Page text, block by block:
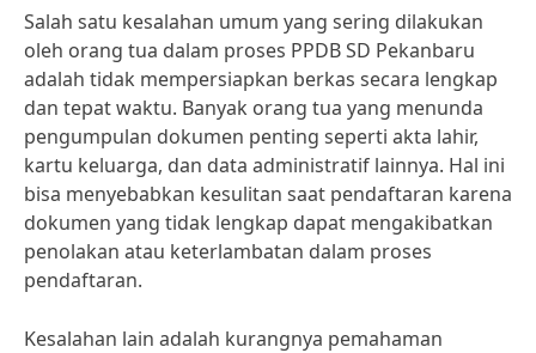
Salah satu kesalahan umum yang sering dilakukan
oleh orang tua dalam proses PPDB SD Pekanbaru
adalah tidak mempersiapkan berkas secara lengkap
dan tepat waktu. Banyak orang tua yang menunda
pengumpulan dokumen penting seperti akta lahir,
kartu keluarga, dan data administratif lainnya. Hal ini
bisa menyebabkan kesulitan saat pendaftaran karena
dokumen yang tidak lengkap dapat mengakibatkan
penolakan atau keterlambatan dalam proses
pendaftaran.
Kesalahan lain adalah kurangnya pemahaman